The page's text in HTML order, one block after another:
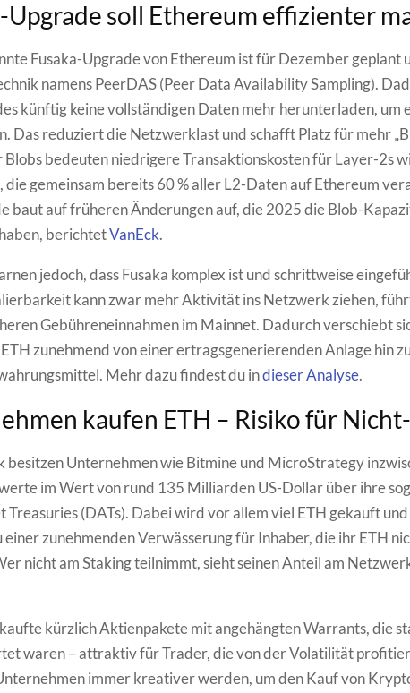
Upgrade soll Ethereum effizienter
Fusaka-Upgrade von Ethereum ist für Dezember geplant
namens PeerDAS (Peer Data Availability Sampling).
künftig keine vollständigen Daten mehr herunterladen, um
Das reduziert die Netzwerklast und schafft Platz für mehr
Blobs bedeuten niedrigere Transaktionskosten für Layer-2s
die gemeinsam bereits 60 % aller L2-Daten auf Ethereum
baut auf früheren Änderungen auf, die 2025 die Blob-
berichtetVanEck.
jedoch, dass Fusaka komplex ist und schrittweise
kann zwar mehr Aktivität ins Netzwerk ziehen,
Gebühreneinnahmen im Mainnet. Dadurch verschiebt
zunehmend von einer ertragsgenerierenden Anlage hin
Mehr dazu findest du indieser Analyse.
kaufen ETH – Risiko für
besitzen Unternehmen wie Bitmine und MicroStrategy
im Wert von rund 135 Milliarden US-Dollar über ihre
Treasuries (DATs). Dabei wird vor allem viel ETH gekauft
einer zunehmenden Verwässerung für Inhaber, die ihr ETH
nicht am Staking teilnimmt, sieht seinen Anteil am
kürzlich Aktienpakete mit angehängten Warrants, die
waren – attraktiv für Trader, die von der Volatilität
immer kreativer werden, um den Kauf von